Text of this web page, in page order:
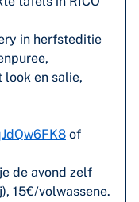
in herfsteditie
look en salie,
of
de avond zelf
15€/volwassene.